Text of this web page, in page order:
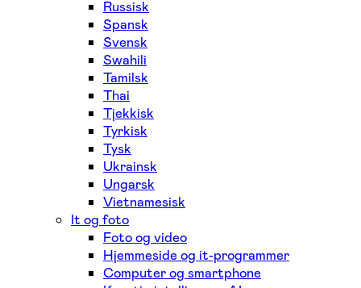
Russisk
Spansk
Svensk
Swahili
Tamilsk
Thai
Tjekkisk
Tyrkisk
Tysk
Ukrainsk
Ungarsk
Vietnamesisk
It og foto
Foto og video
Hjemmeside og it-programmer
Computer og smartphone